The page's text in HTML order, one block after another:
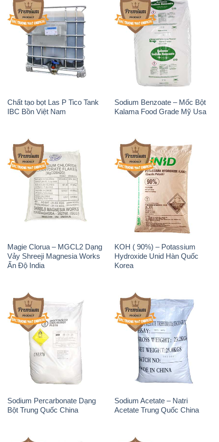
Chất tạo bọt Las P Tico Tank
IBC Bồn Việt Nam
Sodium Benzoate – Mốc Bột
Kalama Food Grade Mỹ Usa
Magie Clorua – MGCL2 Dạng
Vảy Shreeji Magnesia Works
Ấn Độ India
KOH ( 90%) – Potassium
Hydroxide Unid Hàn Quốc
Sodium Percarbonate Dạng
Bột Trung Quốc China
Sodium Acetate – Natri
Acetate Trung Quốc China